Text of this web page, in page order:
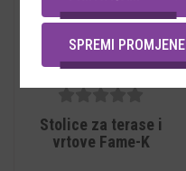
5out of
5
Stolice za terase i
vrtove Fame-K
SPREMI PROMJENE